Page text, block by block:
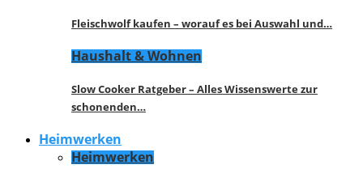
Fleischwolf kaufen – worauf es bei Auswahl und…
Haushalt & Wohnen
Slow Cooker Ratgeber – Alles Wissenswerte zur
schonenden…
Heimwerken
Heimwerken